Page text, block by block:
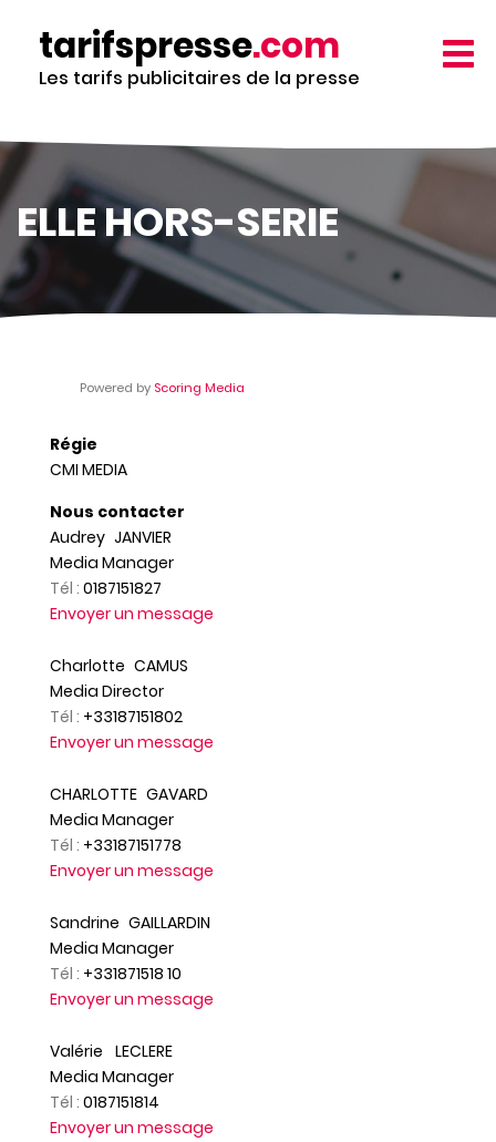
contenu
principal
tarifspresse.com
Les tarifs publicitaires de la presse
ELLE HORS-SERIE
Powered by Scoring Media
Régie
CMI MEDIA
Nous contacter
Audrey JANVIER
Media Manager
Tél : 0187151827
Envoyer un message
Charlotte CAMUS
Media Director
Tél : +33187151802
Envoyer un message
CHARLOTTE GAVARD
Media Manager
Tél : +33187151778
Envoyer un message
Sandrine GAILLARDIN
Media Manager
Tél : +331871518 10
Envoyer un message
Valérie LECLERE
Media Manager
Tél : 0187151814
Envoyer un message